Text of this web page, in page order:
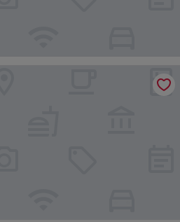
Inn & Suites Indio Coachella Valley